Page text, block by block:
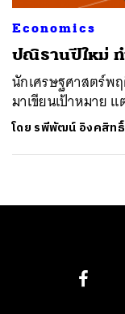
Economics
ปณิธานปีใหม่ ท
นักเศรษฐศาสตร์พ
มาเขียนเป้าหมาย
โดย รพีพัฒน์ อิงคสิทธิ์